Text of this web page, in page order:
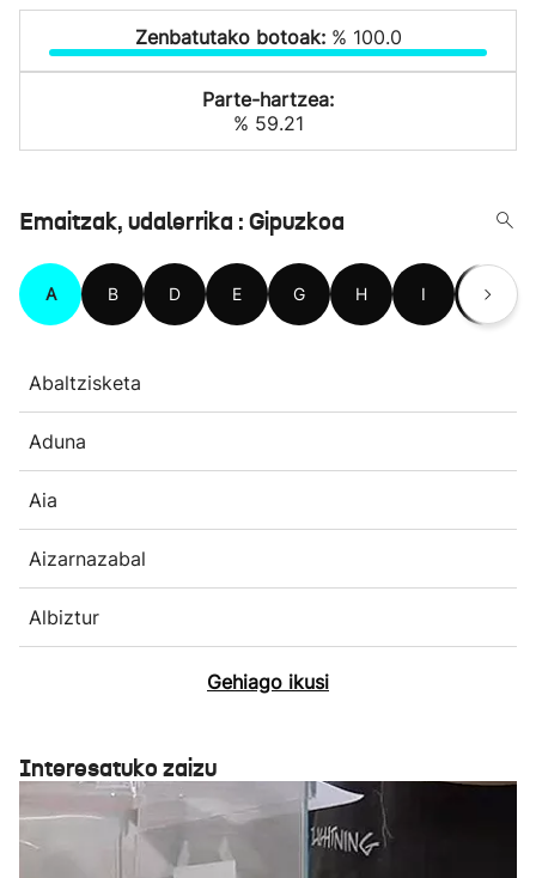
Zenbatutako botoak: % 100.0
Parte-hartzea:
% 59.21
Emaitzak, udalerrika : Gipuzkoa
A B D E G H I L
Abaltzisketa
Aduna
Aia
Aizarnazabal
Albiztur
Gehiago ikusi
Interesatuko zaizu